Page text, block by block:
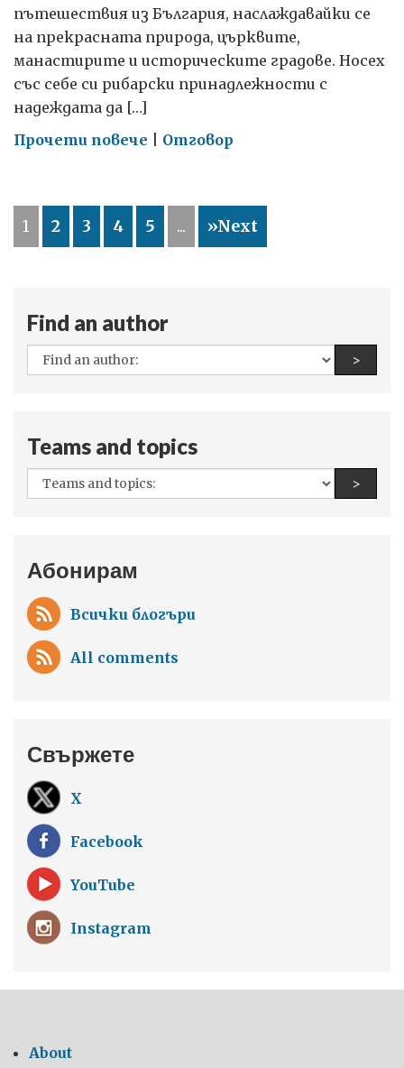
пътешествия из България, наслаждавайки се
на прекрасната природа, църквите,
манастирите и историческите градове. Носех
със себе си рибарски принадлежности с
надеждата да […]
Прочети повече on
България
Отговор
1 2 3 4 5 ... »Next
Find an author
All
authors:
>Find
Teams and topics
All
teams
>Find
Абонирам
Всички блогъри
All comments
Свържете
X
Facebook
YouTube
Instagram
About